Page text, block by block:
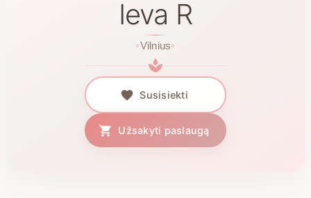
Ieva R
Vilnius
Susisiekti
Užsakyti paslaugą